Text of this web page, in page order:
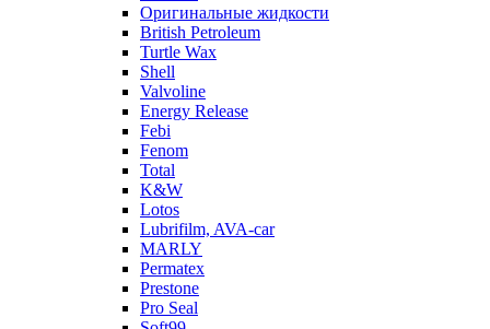
Оригинальные жидкости
British Petroleum
Turtle Wax
Shell
Valvoline
Energy Release
Febi
Fenom
Total
K&W
Lotos
Lubrifilm, AVA-car
MARLY
Permatex
Prestone
Pro Seal